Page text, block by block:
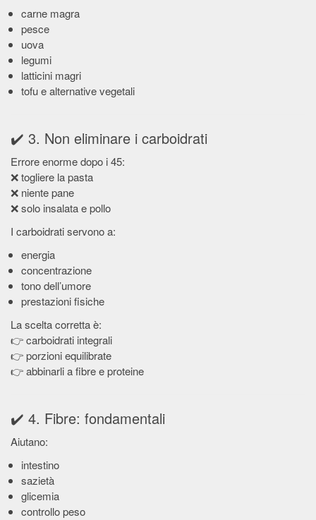
carne magra
pesce
uova
legumi
latticini magri
tofu e alternative vegetali
✔️ 3. Non eliminare i carboidrati
Errore enorme dopo i 45:
❌ togliere la pasta
❌ niente pane
❌ solo insalata e pollo
I carboidrati servono a:
energia
concentrazione
tono dell’umore
prestazioni fisiche
La scelta corretta è:
👉 carboidrati integrali
👉 porzioni equilibrate
👉 abbinarli a fibre e proteine
✔️ 4. Fibre: fondamentali
Aiutano:
intestino
sazietà
glicemia
controllo peso